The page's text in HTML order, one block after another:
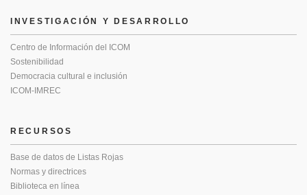
INVESTIGACIÓN Y DESARROLLO
Centro de Información del ICOM
Sostenibilidad
Democracia cultural e inclusión
ICOM-IMREC
RECURSOS
Base de datos de Listas Rojas
Normas y directrices
Biblioteca en línea